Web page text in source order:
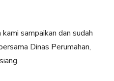
sampaikan dan sudah
Dinas Perumahan,